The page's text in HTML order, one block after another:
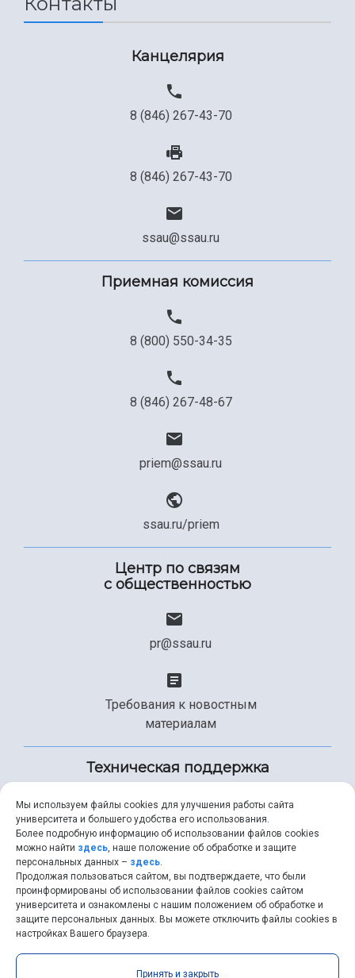
Канцелярия
8 (846) 267-43-70
8 (846) 267-43-70
ssau@ssau.ru
Приемная комиссия
8 (800) 550-34-35
8 (846) 267-48-67
priem@ssau.ru
ssau.ru/priem
Центр по связям
с общественностью
pr@ssau.ru
Требования к новостным
материалам
Техническая поддержка
+7 (846) 267-49-99
help@ssau.ru
Самарский университет © 2026 |ssau.ru
Мы используем файлы cookies для улучшения работы сайта
университета и большего удобства его использования.
Более подробную информацию об использовании файлов cookies
можно найти здесь, наше положение об обработке и защите
персональных данных – здесь.
Продолжая пользоваться сайтом, вы подтверждаете, что были
проинформированы об использовании файлов cookies сайтом
университета и ознакомлены с нашим положением об обработке и
защите персональных данных. Вы можете отключить файлы cookies в
настройках Вашего браузера.
Принять и закрыть